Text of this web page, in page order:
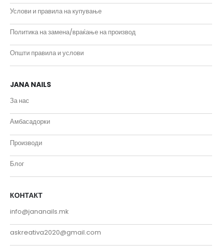
Услови и правила на купување
Политика на замена/враќање на производ
Општи правила и услови
JANA NAILS
За нас
Амбасадорки
Производи
Блог
КОНТАКТ
info@jananails.mk
askreativa2020@gmail.com